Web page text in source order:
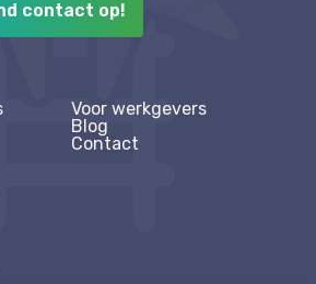
contact op!
Voor werkgevers
Blog
Contact